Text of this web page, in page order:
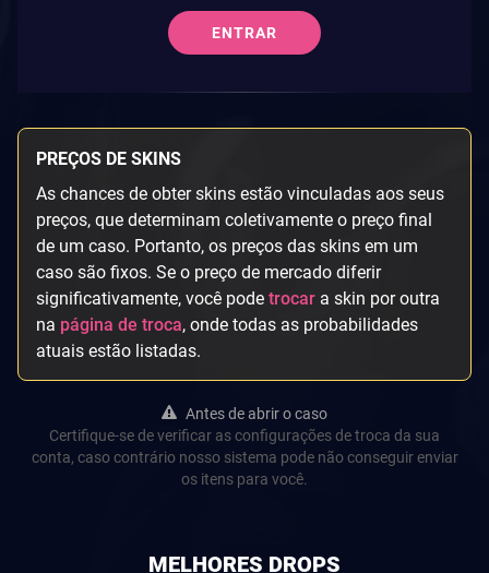
ENTRAR
PREÇOS DE SKINS
As chances de obter skins estão vinculadas aos seus
preços, que determinam coletivamente o preço final
de um caso. Portanto, os preços das skins em um
caso são fixos. Se o preço de mercado diferir
significativamente, você pode trocar a skin por outra
na página de troca, onde todas as probabilidades
atuais estão listadas.
Antes de abrir o caso
Certifique-se de verificar as configurações de troca da sua
conta, caso contrário nosso sistema pode não conseguir enviar
os itens para você.
MELHORES DROPS